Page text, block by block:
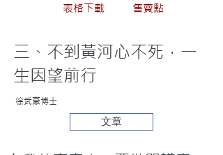
表格下載
售賣點
三、不到黃河心不死，一
生因望前行
徐武豪博士
文章